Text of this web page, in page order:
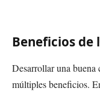
Beneficios de
Desarrollar una
múltiples beneficios.